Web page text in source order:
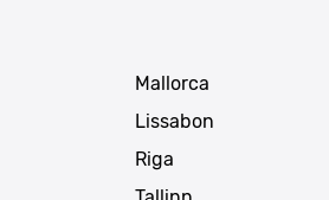
Mallorca
Lissabon
Riga